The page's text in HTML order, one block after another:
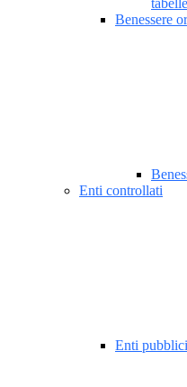
Benessere
Enti controllati
Enti